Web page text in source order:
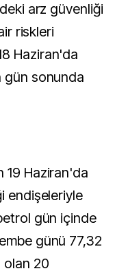
arz güvenliği
riskleri
Haziran'da
gün sonunda
19 Haziran'da
endişeleriyle
gün içinde
günü 77,32
olan 20